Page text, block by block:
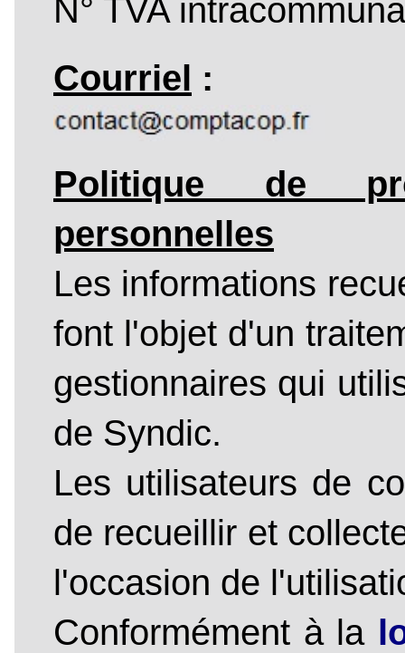
N° TVA
Courriel :
Politique de
personnelles
Les informations
font l'objet d'un
gestionnaires qui
de Syndic.
Les utilisateurs de
de recueillir et
l'occasion de
Conformément à la